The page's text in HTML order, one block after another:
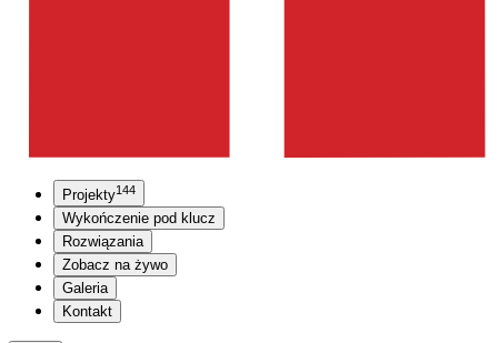
Projekty144
Wykończenie pod klucz
Rozwiązania
Zobacz na żywo
Galeria
Kontakt